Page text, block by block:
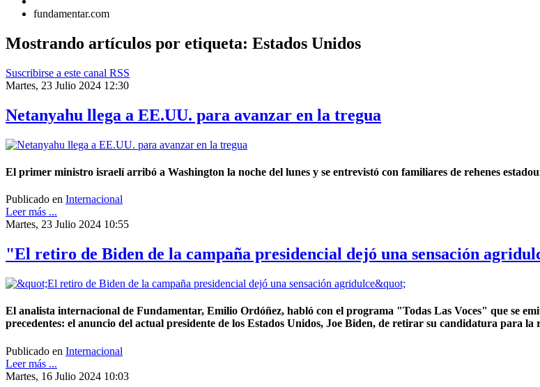
fundamentar.com
Mostrando artículos por etiqueta: Estados Unidos
Suscribirse a este canal RSS
Martes, 23 Julio 2024 12:30
Netanyahu llega a EE.UU. para avanzar en la tregua
El primer ministro israelí arribó a Washington la noche del lunes y se entrevistó con familiares de rehenes
Publicado en Internacional
Leer más ...
Martes, 23 Julio 2024 10:55
"El retiro de Biden de la campaña presidencial dejó una sensación
El analista internacional de Fundamentar, Emilio Ordóñez, habló con el programa "Todas Las Voces" que se
precedentes: el anuncio del actual presidente de los Estados Unidos, Joe Biden, de retirar su candidatura para la
Publicado en Internacional
Leer más ...
Martes, 16 Julio 2024 10:03